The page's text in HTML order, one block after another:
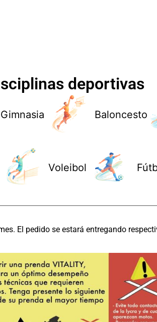
deportivas
Gimnasia Baloncesto
Voleibol
El pedido se estará entregando